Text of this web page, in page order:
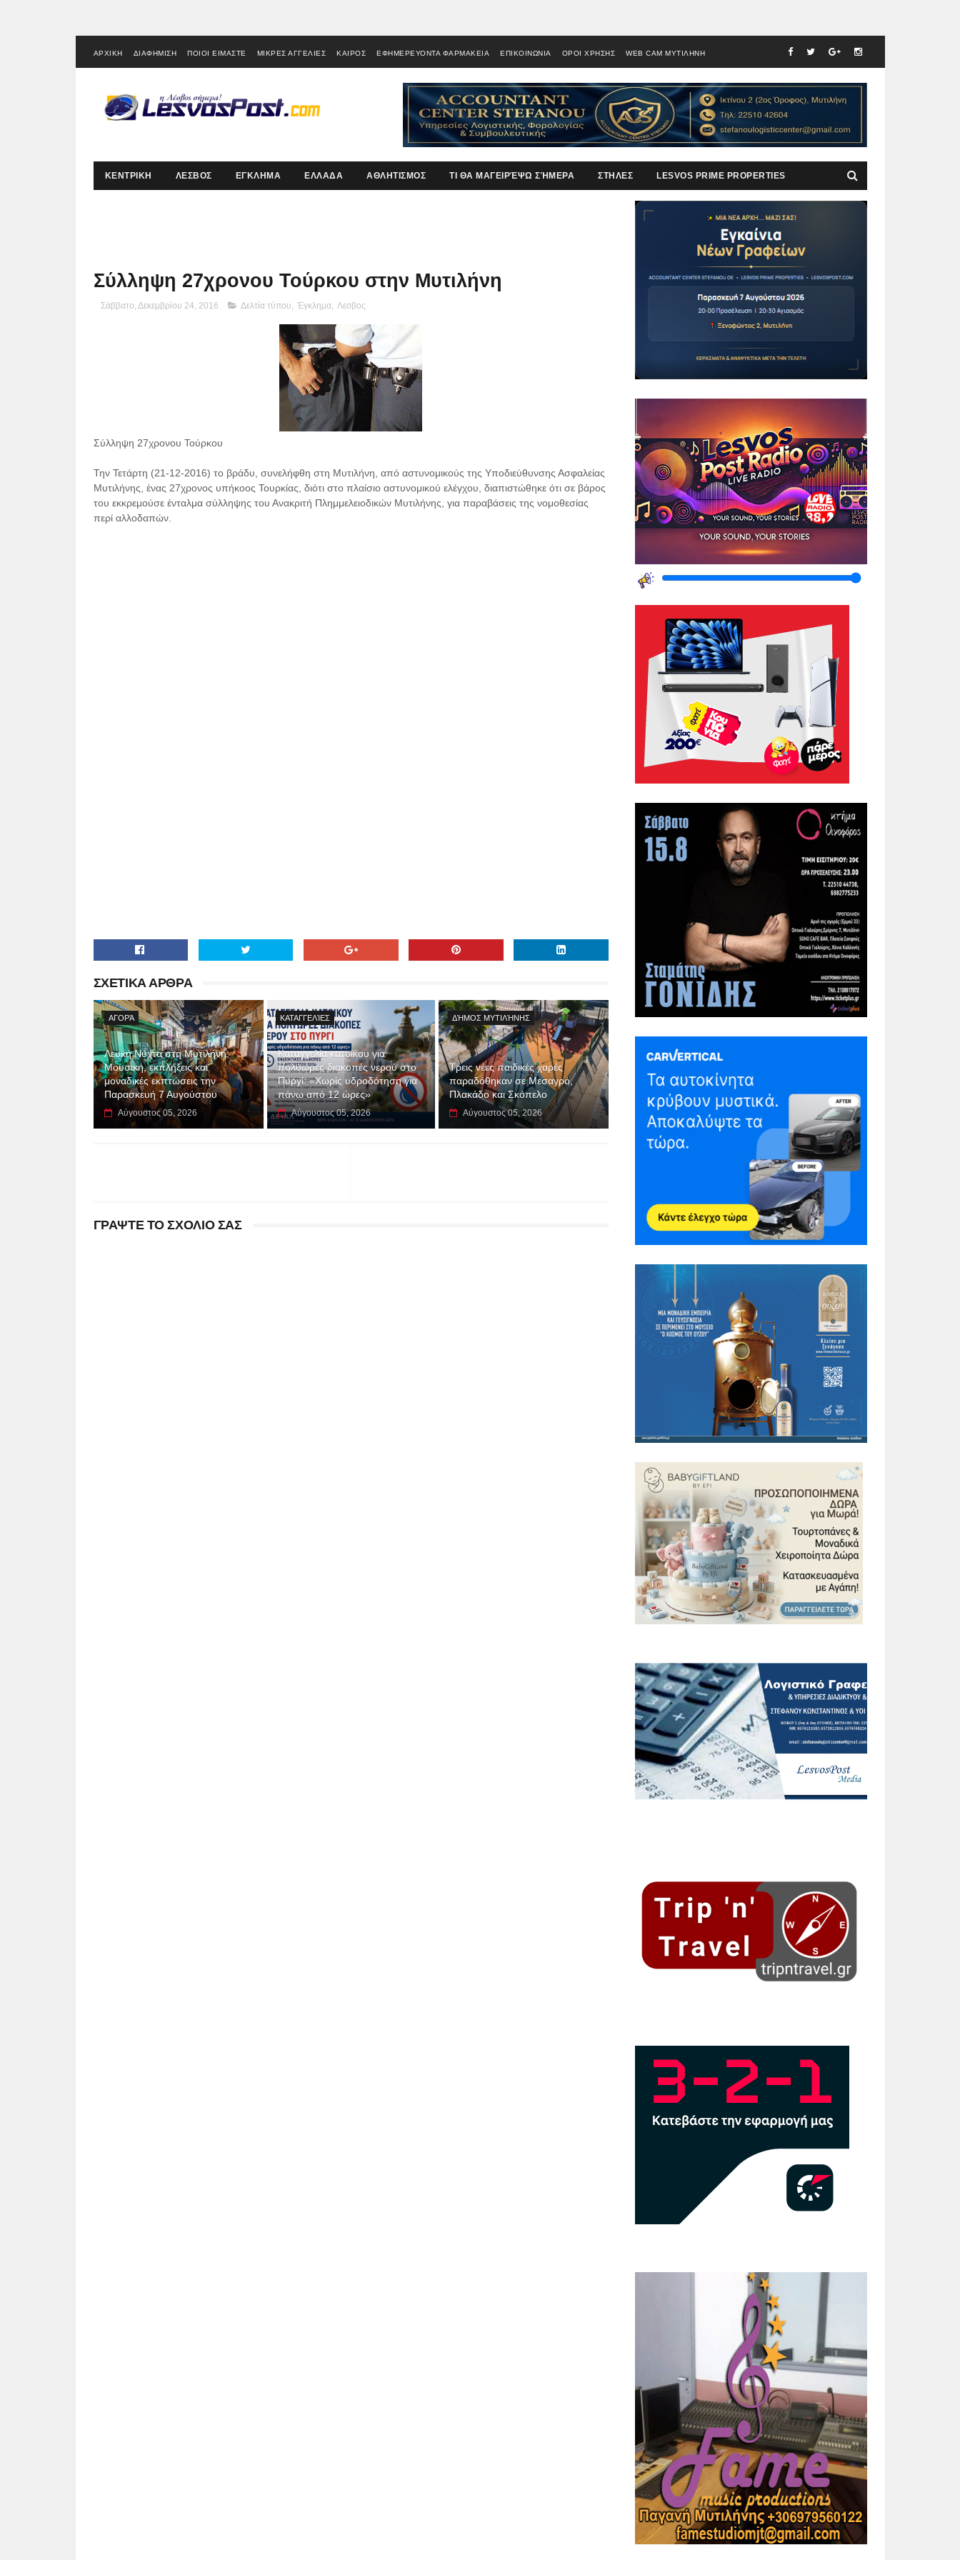
ΑΡΧΙΚΗ ΔΙΑΦΗΜΙΣΗ ΠΟΙΟΙ ΕΙΜΑΣΤΕ ΜΙΚΡΕΣ ΑΓΓΕΛΙΕΣ ΚΑΙΡΟΣ ΕΦΗΜΕΡΕΥΟΝΤΑ ΦΑΡΜΑΚΕΙΑ ΕΠΙΚΟΙΝΩΝΙΑ ΟΡΟΙ ΧΡΗΣΗΣ WEB CAM ΜΥΤΙΛΗΝΗ
ΚΕΝΤΡΙΚΗ ΛΕΣΒΟΣ ΕΓΚΛΗΜΑ ΕΛΛΑΔΑ ΑΘΛΗΤΙΣΜΟΣ ΤΙ ΘΑ ΜΑΓΕΙΡΈΨΩ ΣΉΜΕΡΑ ΣΤΗΛΕΣ LESVOS PRIME PROPERTIES
Σύλληψη 27χρονου Τούρκου στην Μυτιλήνη
Σάββατο, Δεκεμβρίου 24, 2016 Δελτία τύπου, Έγκλημα, Λεσβος
Σύλληψη 27χρονου Τούρκου
Την Τετάρτη (21-12-2016) το βράδυ, συνελήφθη στη Μυτιλήνη, από αστυνομικούς της Υποδιεύθυνσης Ασφαλείας
Μυτιλήνης, ένας 27χρονος υπήκοος Τουρκίας, διότι στο πλαίσιο αστυνομικού ελέγχου, διαπιστώθηκε ότι σε βάρος
του εκκρεμούσε ένταλμα σύλληψης του Ανακριτή Πλημμελειοδικών Μυτιλήνης, για παραβάσεις της νομοθεσίας
περί αλλοδαπών.
ΣΧΕΤΙΚΑ ΑΡΘΡΑ
ΑΓΟΡΆ
Λευκή Νύχτα στη Μυτιλήνη:
Μουσική, εκπλήξεις και
μοναδικές εκπτώσεις την
Παρασκευή 7 Αυγούστου
Αύγουστος 05, 2026
ΚΑΤΑΓΓΕΛΊΕΣ
Καταγγελία κατοίκου για
πολύωρες διακοπές νερού στο
Πυργί: «Χωρίς υδροδότηση για
πάνω από 12 ώρες»
Αύγουστος 05, 2026
ΔΉΜΟΣ ΜΥΤΙΛΉΝΗΣ
Τρεις νέες παιδικές χαρές
παραδόθηκαν σε Μεσαγρό,
Πλακάδο και Σκόπελο
Αύγουστος 05, 2026
ΓΡΑΨΤΕ ΤΟ ΣΧΟΛΙΟ ΣΑΣ